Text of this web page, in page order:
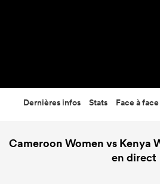
Dernières infos Stats Face à face
Cameroon Women vs Kenya
en direct